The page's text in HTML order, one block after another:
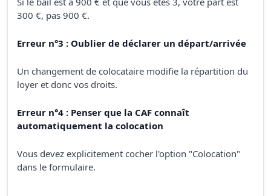
300 €, pas 900 €.
Erreur n°3 : Oublier de déclarer un départ/arrivée
Un changement de colocataire modifie la répartition du
loyer et donc vos droits.
Erreur n°4 : Penser que la CAF connaît
automatiquement la colocation
Vous devez explicitement cocher l'option "Colocation"
dans le formulaire.